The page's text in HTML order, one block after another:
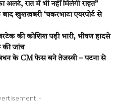
रात में भी नहीं मिलेगी राहत”
खुशखबरी ‘चकरभाटा एयरपोर्ट से
की कोशिश पड़ी भारी, भीषण हादसे
की जांच
के CM फेस बने तेजस्वी – पटना से
-